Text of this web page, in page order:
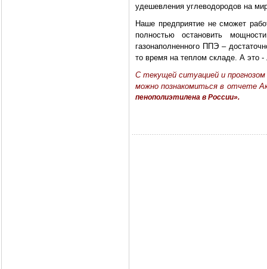
удешевления углеводородов на
Наше предприятие не сможет
полностью остановить
газонаполненного ППЭ –
то время на теплом складе. А это -
C текущей ситуацией и прогнозом
можно познакомиться в отчете
пенополиэтилена в России».